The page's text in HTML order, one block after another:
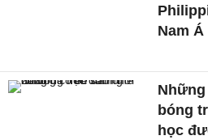
Nam Á
Những
bóng
học